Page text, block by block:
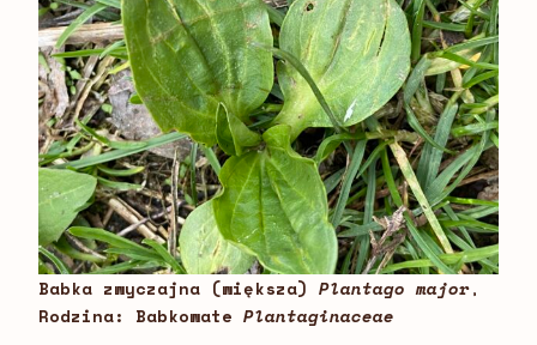
Babka zwyczajna (większa) Plantago major,
Rodzina: Babkowate Plantaginaceae